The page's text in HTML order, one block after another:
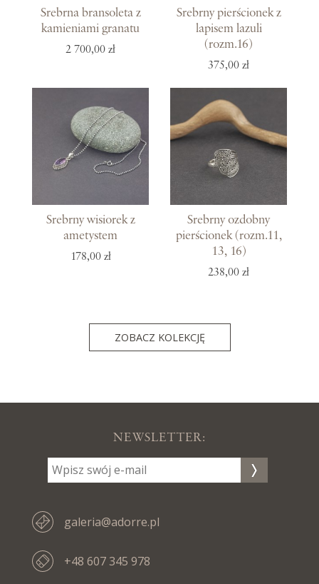
Srebrna bransoleta z
kamieniami granatu
2 700,00 zł
Srebrny pierścionek z
lapisem lazuli
(rozm.16)
375,00 zł
Srebrny wisiorek z
ametystem
178,00 zł
Srebrny ozdobny
pierścionek (rozm.11,
13, 16)
238,00 zł
ZOBACZ KOLEKCJĘ
NEWSLETTER:
galeria@adorre.pl
+48 607 345 978